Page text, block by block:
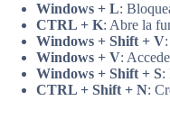
Windows + L:
CTRL + K: Abre la
Windows + Shift + V
Windows + V:
Windows + Shift + S:
CTRL + Shift + N: